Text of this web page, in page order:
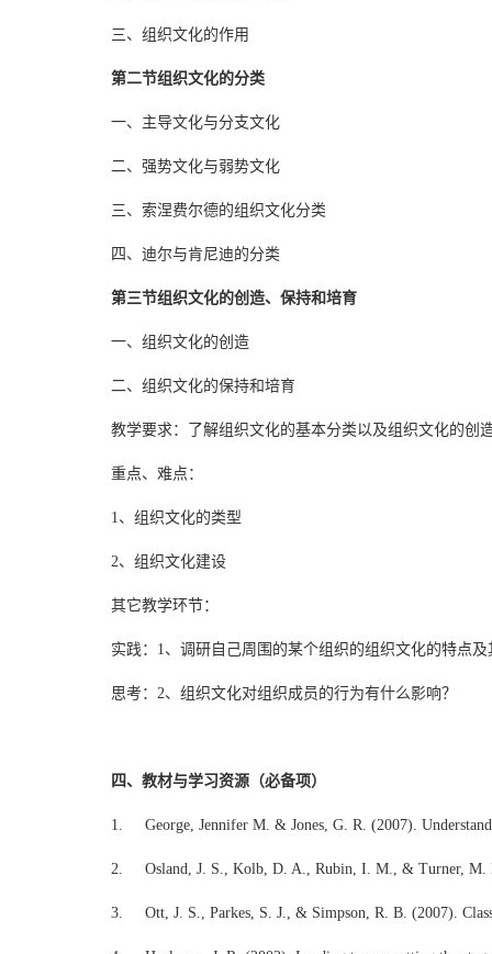
三、组织文化的作用
第二节组织文化的分类
一、主导文化与分支文化
二、强势文化与弱势文化
三、索涅费尔德的组织文化分类
四、迪尔与肯尼迪的分类
第三节组织文化的创造、保持和培育
一、组织文化的创造
二、组织文化的保持和培育
教学要求：了解组织文化的基本分类以及组织文化的创
重点、难点：
1、组织文化的类型
2、组织文化建设
其它教学环节：
实践：1、调研自己周围的某个组织的组织文化的特点
思考：2、组织文化对组织成员的行为有什么影响？
四、教材与学习资源（必备项）
1. George, Jennifer M. & Jones, G. R. (2007).
2. Osland, J. S., Kolb, D. A., Rubin, I. M., & Turner, M.
3. Ott, J. S., Parkes, S. J., & Simpson, R. B. (2007).